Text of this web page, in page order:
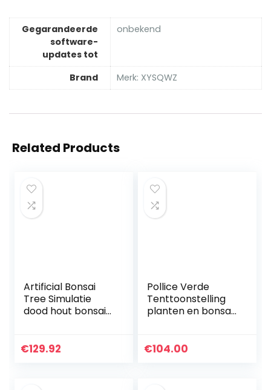
Gegarandeerde
software-
updates tot
‎onbekend
Brand Merk: XYSQWZ
Related Products
Artificial Bonsai
Tree Simulatie
dood hout bonsai
veranda kantoor
€129.92
Pollice Verde
Tenttoonstelling
planten en bonsai
mm, wit
€104.00